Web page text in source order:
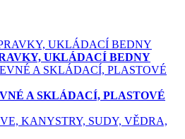
UKLÁDACÍ BEDNY
A SKLÁDACÍ, PLASTOVÉ